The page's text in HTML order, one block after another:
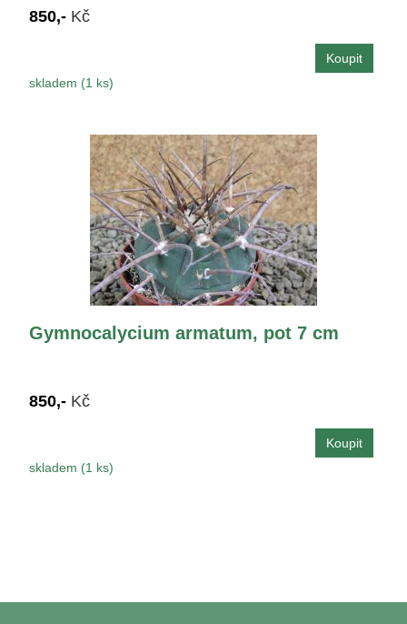
850,- Kč
skladem (1 ks)
Gymnocalycium armatum, pot 7 cm
850,- Kč
skladem (1 ks)